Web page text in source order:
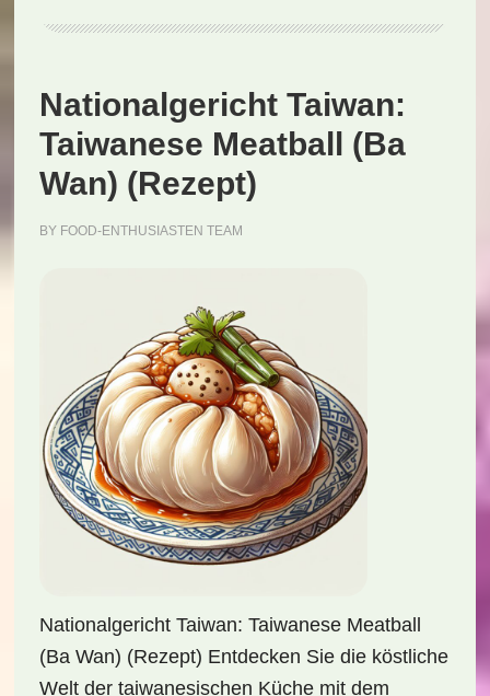
Nationalgericht Taiwan:
Taiwanese Meatball (Ba
Wan) (Rezept)
BY FOOD-ENTHUSIASTEN TEAM
Nationalgericht Taiwan: Taiwanese Meatball
(Ba Wan) (Rezept) Entdecken Sie die köstliche
Welt der taiwanesischen Küche mit dem